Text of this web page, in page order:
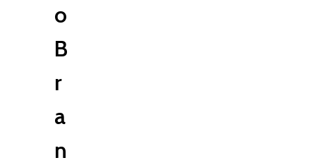
o
B
r
a
n